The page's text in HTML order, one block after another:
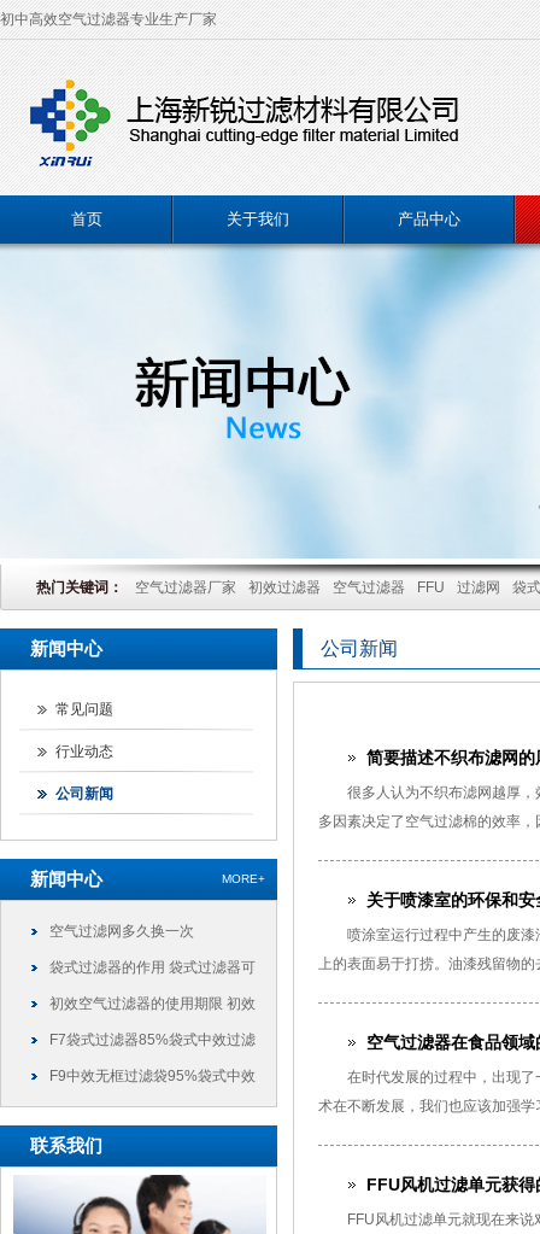
初中高效空气过滤器专业生产厂家
首页 关于我们 产品中心
热门关键词： 空气过滤器厂家 初效过滤器 空气过滤器 FFU 过滤网 袋
新闻中心
常见问题
行业动态
公司新闻
新闻中心 MORE+
空气过滤网多久换一次
袋式过滤器的作用 袋式过滤器可
以干什么
初效空气过滤器的使用期限 初效
过滤器可以使用多久
F7袋式过滤器85%袋式中效过滤
袋
F9中效无框过滤袋95%袋式中效
过滤袋
联系我们
公司新闻
简要描述不织布滤网
很多人认为不织布滤网越厚
多因素决定了空气过滤棉的效率
关于喷漆室的环保和
喷涂室运行过程中产生的废
上的表面易于打捞。油漆残留物
空气过滤器在食品领域
在时代发展的过程中，出现
术在不断发展，我们也应该加强
FFU风机过滤单元获得
FFU风机过滤单元就现在来